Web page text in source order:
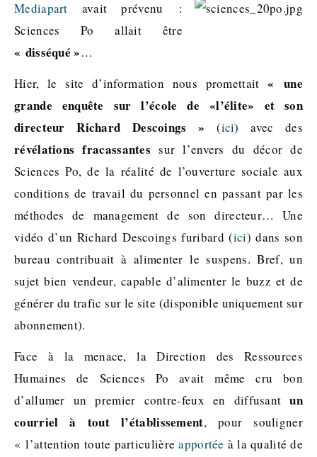
Mediapart avait prévenu :
Sciences Po allait être
« disséqué »…
Hier, le site d’information nous promettait« une
grande enquête sur l’école de «l’élite» et son
directeur Richard Descoings » (ici) avec des
révélations fracassantes sur l’envers du décor de
Sciences Po, de la réalité de l’ouverture sociale aux
conditions de travail du personnel en passant par les
méthodes de management de son directeur… Une
vidéo d’un Richard Descoings furibard (ici) dans son
bureau contribuait à alimenter le suspens. Bref, un
sujet bien vendeur, capable d’alimenter le buzz et de
générer du trafic sur le site (disponible uniquement sur
abonnement).
Face à la menace, la Direction des Ressources
Humaines de Sciences Po avait même cru bon
d’allumer un premier contre-feux en diffusantun
courriel à tout l’établissement, pour souligner
« l’attention toute particulièreapportée à la qualité de